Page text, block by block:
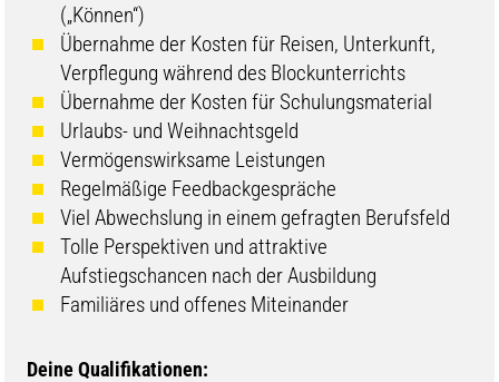
(„Können“)
Übernahme der Kosten für Reisen, Unterkunft,
Verpflegung während des Blockunterrichts
Übernahme der Kosten für Schulungsmaterial
Urlaubs- und Weihnachtsgeld
Vermögenswirksame Leistungen
Regelmäßige Feedbackgespräche
Viel Abwechslung in einem gefragten Berufsfeld
Tolle Perspektiven und attraktive
Aufstiegschancen nach der Ausbildung
Familiäres und offenes Miteinander
Deine Qualifikationen: